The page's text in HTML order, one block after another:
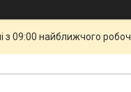
з 09:00 найближчого